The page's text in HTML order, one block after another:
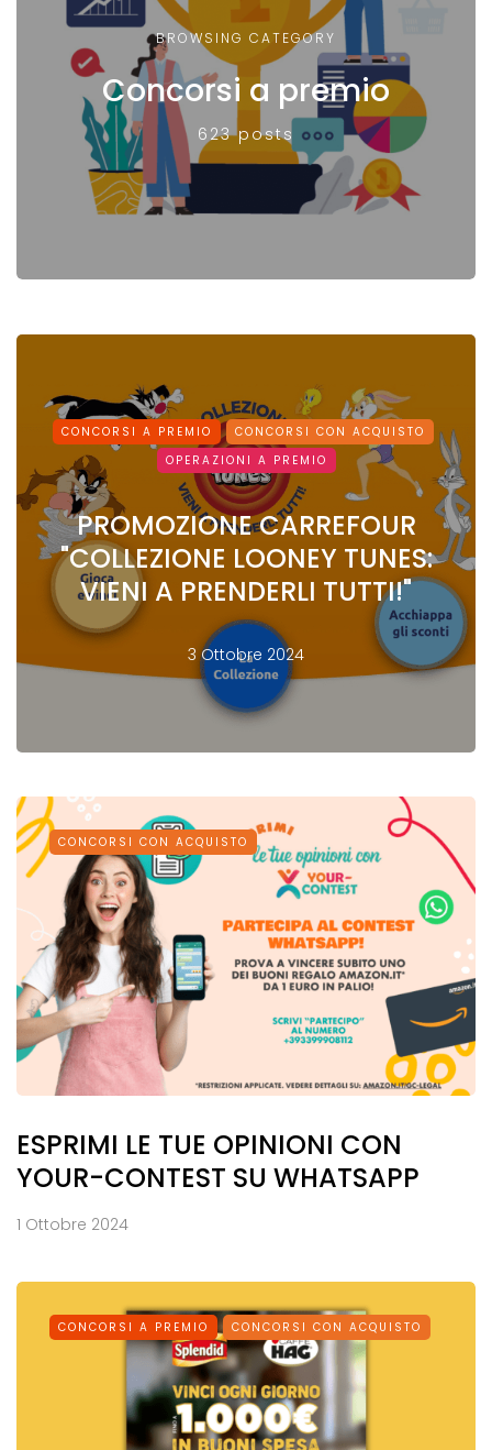
BROWSING CATEGORY
Concorsi a premio
623 posts
CONCORSI A PREMIO
CONCORSI CON ACQUISTO
OPERAZIONI A PREMIO
PROMOZIONE CARREFOUR
"COLLEZIONE LOONEY TUNES:
VIENI A PRENDERLI TUTTI!"
3 Ottobre 2024
CONCORSI CON ACQUISTO
ESPRIMI LE TUE OPINIONI CON
YOUR-CONTEST SU WHATSAPP
1 Ottobre 2024
CONCORSI A PREMIO CONCORSI CON ACQUISTO